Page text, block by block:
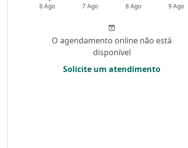
6 Ago 7 Ago 8 Ago 9 Ago
O agendamento online não está
disponível
Solicite um atendimento